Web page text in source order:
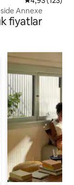
Annexe
fiyatlar